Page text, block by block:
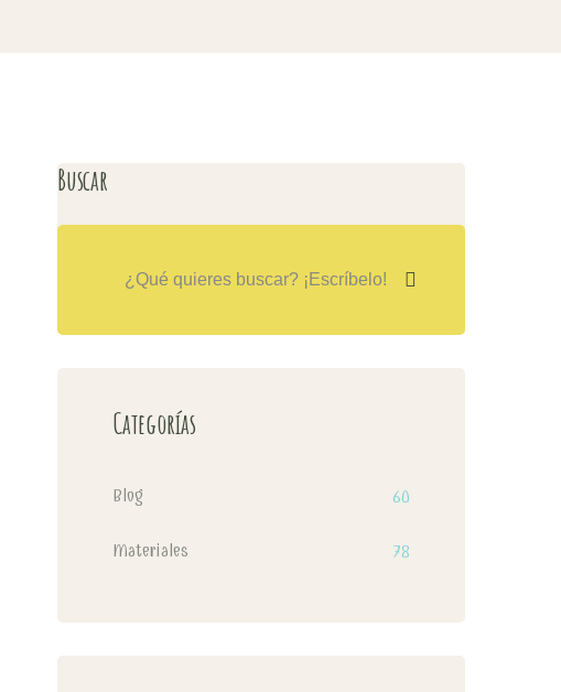
Buscar
Categorías
Blog 60
Materiales 78